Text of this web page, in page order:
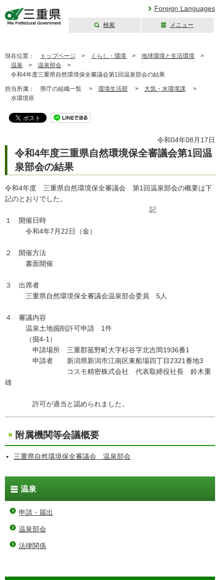
Foreign Languages
検索 メニュー
現在位置： トップページ > くらし・環境 > 地球環境と生活環境 >
温泉 > 温泉部会 >
令和4年度三重県自然環境保全審議会第1回温泉部会の結果
担当所属： 県庁の組織一覧 > 環境生活部 > 大気・水環境課 >
水環境班
令和04年08月17日
令和4年度三重県自然環境保全審議会第1回温
泉部会の結果
令和4年度 三重県自然環境保全審議会 第1回温泉部会の概要は下
記のとおりでした。
記
１ 開催日時
令和4年7月22日（金）
２ 開催方法
書面開催
３ 出席者
三重県自然環境保全審議会温泉部会委員 5人
４ 審議内容
温泉土地掘削許可申請 1件
（掘4-1）
申請場所 三重郡菰野町大字杉谷字北吉岡1936番1
申請者 新潟県新潟市江南区東船場四丁目2321番地3
コスモ精密株式会社 代表取締役社長 鈴木重
雄
許可が適当と認められました。
附属機関等会議概要
三重県自然環境保全審議会 温泉部会
温泉
申請・届出
温泉部会
法律関係